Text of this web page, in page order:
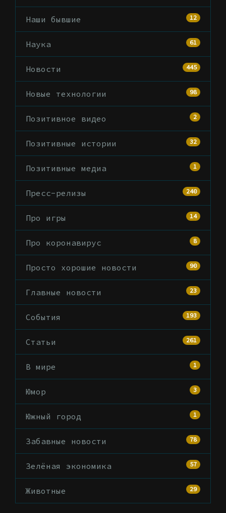
Наши бывшие 12
Наука 61
Новости 445
Новые технологии 98
Позитивное видео 2
Позитивные истории 32
Позитивные медиа 1
Пресс-релизы 240
Про игры 14
Про коронавирус 8
Просто хорошие новости 90
Главные новости 23
События 193
Статьи 261
В мире 1
Юмор 3
Южный город 1
Забавные новости 78
Зелёная экономика 57
Животные 29